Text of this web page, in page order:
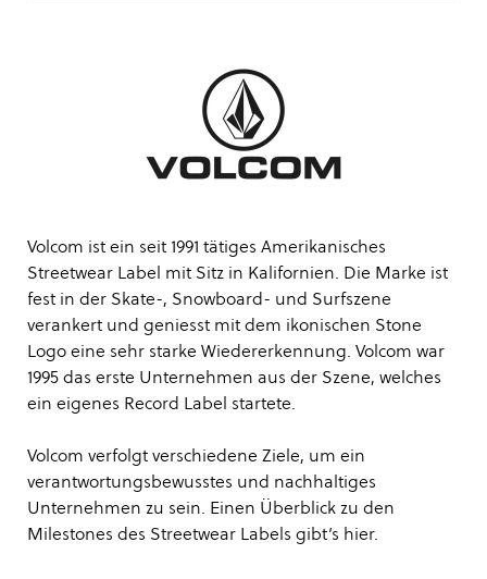
Volcom ist ein seit 1991 tätiges Amerikanisches
Streetwear Label mit Sitz in Kalifornien. Die Marke ist
fest in der Skate-, Snowboard- und Surfszene
verankert und geniesst mit dem ikonischen Stone
Logo eine sehr starke Wiedererkennung. Volcom war
1995 das erste Unternehmen aus der Szene, welches
ein eigenes Record Label startete.
Volcom verfolgt verschiedene Ziele, um ein
verantwortungsbewusstes und nachhaltiges
Unternehmen zu sein. Einen Überblick zu den
Milestones des Streetwear Labels gibt’s hier.